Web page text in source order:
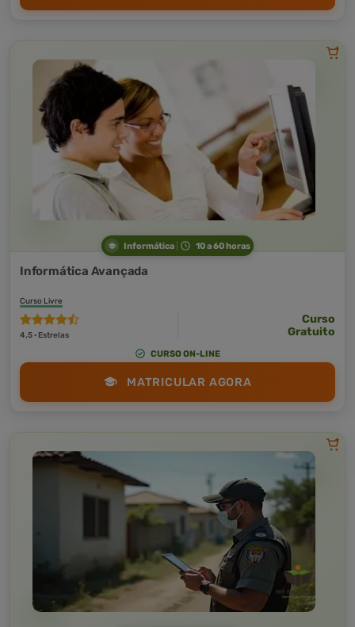
Informática 10 a 60 horas
Informática Avançada
Curso Livre
4,5 · Estrelas
Curso
Gratuito
CURSO ON-LINE
MATRICULAR AGORA